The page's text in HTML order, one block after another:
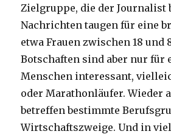
Zielgruppe, die der Journalist
Nachrichten taugen für eine
etwa Frauen zwischen 18 und
Botschaften sind aber nur für
Menschen interessant,
oder Marathonläufer. Wieder
betreffen bestimmte
Wirtschaftszweige. Und in